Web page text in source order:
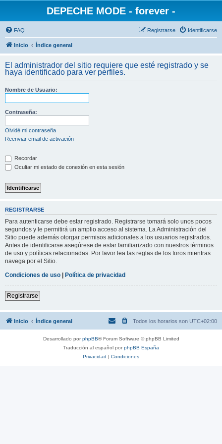
DEPECHE MODE - forever -
FAQ Identificarse
Registrarse
Inicio Índice general
El administrador del sitio requiere que esté registrado y se
haya identificado para ver perfiles.
Nombre de Usuario:
Contraseña:
Olvidé mi contraseña
Reenviar email de activación
Recordar
Ocultar mi estado de conexión en esta sesión
REGISTRARSE
Para autenticarse debe estar registrado. Registrarse tomará solo unos pocos
segundos y le permitirá un amplio acceso al sistema. La Administración del
Sitio puede además otorgar permisos adicionales a los usuarios registrados.
Antes de identificarse asegúrese de estar familiarizado con nuestros términos
de uso y políticas relacionadas. Por favor lea las reglas de los foros mientras
navega por el Sitio.
Condiciones de uso | Política de privacidad
Registrarse
Inicio Índice general Todos los horarios son UTC+02:00
Desarrollado porphpBB® Forum Software © phpBB Limited
Traducción al español porphpBB España
Privacidad | Condiciones